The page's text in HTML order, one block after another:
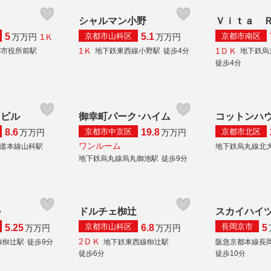
5万万円 1Ｋ
役所前駅
シャルマン小野
京都市山科区 5.1万万円
1Ｋ
地下鉄東西線小野駅 徒歩4分
Ｖｉｔａ
京都市南区
1ＤＫ
地下鉄烏
徒歩4分
ル
8.6万万円
本線山科駅
御幸町パーク･ハイム
京都市中京区 19.8万万円
ワンルーム
地下鉄烏丸線烏丸御池駅 徒歩9分
コットンハ
京都市北区
地下鉄烏丸線北
5.25万万円
椥辻駅 徒歩9分
ドルチェ椥辻
京都市山科区 6.8万万円
2ＤＫ
地下鉄東西線椥辻駅
徒歩6分
スカイハイ
長岡京市 5
阪急京都本線長
徒歩10分